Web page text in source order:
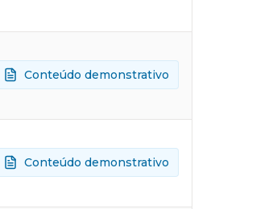
Conteúdo demonstrativo
Conteúdo demonstrativo